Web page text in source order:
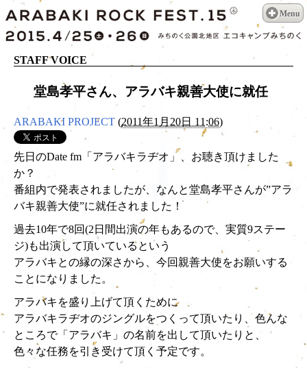
Menu
STAFF VOICE
堂島孝平さん、アラバキ親善大使に就任
ARABAKI PROJECT (2011年1月20日 11:06)
先日のDate fm「アラバキラヂオ」、お聴き頂けました
か？
番組内で発表されましたが、なんと堂島孝平さんが”アラ
バキ親善大使”に就任されました！
過去10年で8回(2日間出演の年もあるので、実質9ステー
ジ)も出演して頂いているという
アラバキとの縁の深さから、今回親善大使をお願いする
ことになりました。
アラバキを盛り上げて頂くために
アラバキラヂオのジングルをつくって頂いたり、色んな
ところで「アラバキ」の名前を出して頂いたりと、
色々な任務を引き受けて頂く予定です。